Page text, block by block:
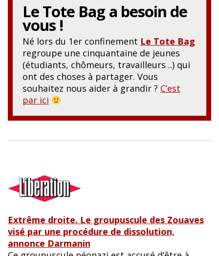
Le Tote Bag a besoin de
vous !
Né lors du 1er confinement Le Tote Bag
regroupe une cinquantaine de jeunes
(étudiants, chômeurs, travailleurs ..) qui
ont des choses à partager. Vous
souhaitez nous aider à grandir ? C’est
par ici
Extrême droite. Le groupuscule des Zouaves
visé par une procédure de dissolution,
annonce Darmanin